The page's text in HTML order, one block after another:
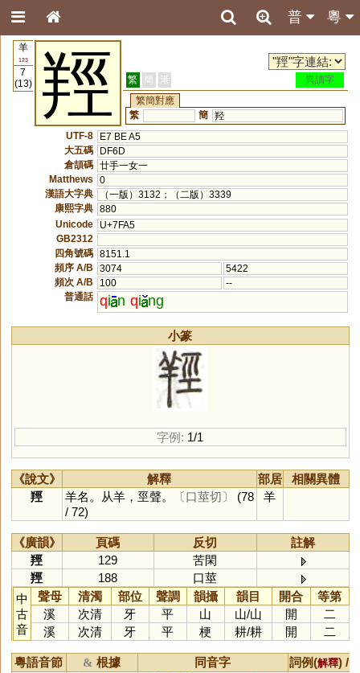
粵
普
羊
123
7
(13)
羥 繁 簡 港
異讀字
繁簡對應
繁
簡 羟
UTF-8
E7 BE A5
大五碼
DF6D
倉頡碼 廿手一女一
Matthews
0
漢語大字典
（一版）3132；（二版）3339
康熙字典 880
Unicode
U+7FA5
GB2312
四角號碼 8151.1
頻序 A/B
3074
5422
頻次 A/B
100
--
普通話 qi n qi ng
小篆
字例: 1/1
《說文》 解釋 部居
相關異體
羥
羊名。从羊，巠聲。 〔口莖切〕
(78
/ 72)
羊
《廣韻》 頁碼 反切
註解
羥
129
苦閑
羥
188
口莖
中
古
音
聲母 清濁 部位 聲調 韻攝 韻目 開合
等第
溪
次清 牙 平 山 山/山 開
二
溪
次清 牙 平 梗 耕/耕 開 二
粵語音節 & 根據 同音字 詞例(解釋) /